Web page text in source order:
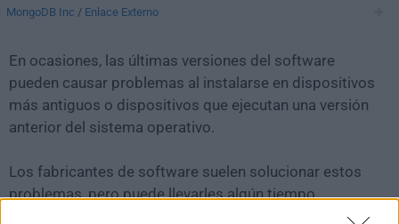
MongoDB Inc / Enlace Externo
En ocasiones, las últimas versiones del software
pueden causar problemas al instalarse en dispositivos
más antiguos o dispositivos que ejecutan una versión
anterior del sistema operativo.
Los fabricantes de software suelen solucionar estos
problemas, pero puede llevarles algún tiempo.